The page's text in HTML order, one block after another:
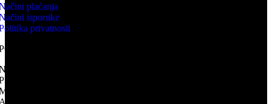
plaćanja
isporuke
privatnosti
O TRGOVCU
VEB PRODAJA KNV
113644076
66972542
Mileševska 25, Vračar